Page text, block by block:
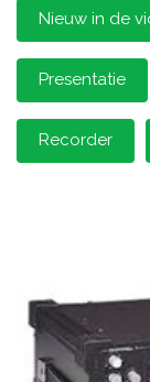
Nieuw in de
Presentatie
Recorder